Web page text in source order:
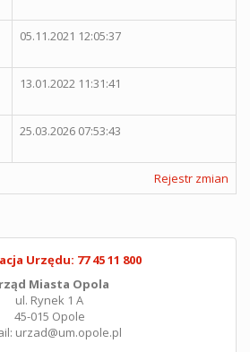
05.11.2021 12:05:37
13.01.2022 11:31:41
25.03.2026 07:53:43
Rejestr zmian
Urzędu: 77 45 11 800
Miasta Opola
ul. Rynek 1 A
45-015 Opole
urzad@um.opole.pl